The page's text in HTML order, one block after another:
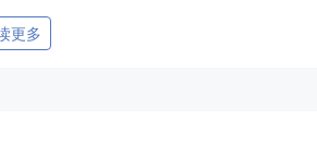
更多